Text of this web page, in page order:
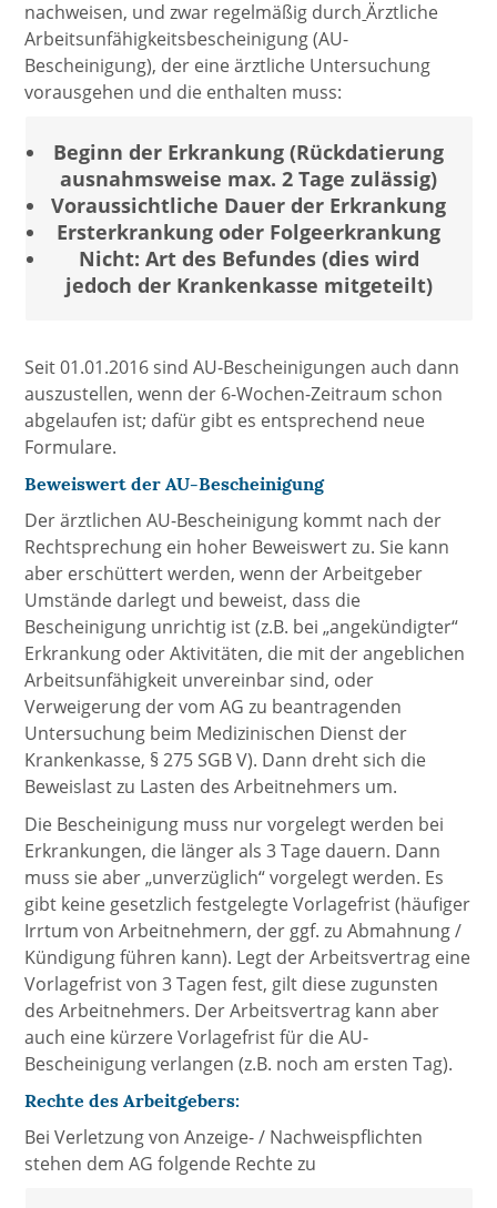
nachweisen, und zwar regelmäßig durch Ärztliche
Arbeitsunfähigkeitsbescheinigung (AU-
Bescheinigung), der eine ärztliche Untersuchung
vorausgehen und die enthalten muss:
Beginn der Erkrankung (Rückdatierung
ausnahmsweise max. 2 Tage zulässig)
Voraussichtliche Dauer der Erkrankung
Ersterkrankung oder Folgeerkrankung
Nicht: Art des Befundes (dies wird
jedoch der Krankenkasse mitgeteilt)
Seit 01.01.2016 sind AU-Bescheinigungen auch dann
auszustellen, wenn der 6-Wochen-Zeitraum schon
abgelaufen ist; dafür gibt es entsprechend neue
Formulare.
Beweiswert der AU-Bescheinigung
Der ärztlichen AU-Bescheinigung kommt nach der
Rechtsprechung ein hoher Beweiswert zu. Sie kann
aber erschüttert werden, wenn der Arbeitgeber
Umstände darlegt und beweist, dass die
Bescheinigung unrichtig ist (z.B. bei „angekündigter“
Erkrankung oder Aktivitäten, die mit der angeblichen
Arbeitsunfähigkeit unvereinbar sind, oder
Verweigerung der vom AG zu beantragenden
Untersuchung beim Medizinischen Dienst der
Krankenkasse, § 275 SGB V). Dann dreht sich die
Beweislast zu Lasten des Arbeitnehmers um.
Die Bescheinigung muss nur vorgelegt werden bei
Erkrankungen, die länger als 3 Tage dauern. Dann
muss sie aber „unverzüglich“ vorgelegt werden. Es
gibt keine gesetzlich festgelegte Vorlagefrist (häufiger
Irrtum von Arbeitnehmern, der ggf. zu Abmahnung /
Kündigung führen kann). Legt der Arbeitsvertrag eine
Vorlagefrist von 3 Tagen fest, gilt diese zugunsten
des Arbeitnehmers. Der Arbeitsvertrag kann aber
auch eine kürzere Vorlagefrist für die AU-
Bescheinigung verlangen (z.B. noch am ersten Tag).
Rechte des Arbeitgebers:
Bei Verletzung von Anzeige- / Nachweispflichten
stehen dem AG folgende Rechte zu